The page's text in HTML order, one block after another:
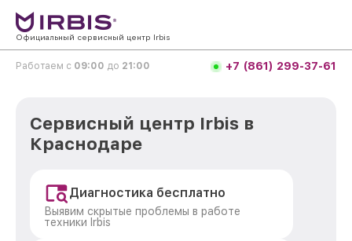
Официальный сервисный центр Irbis
Работаем с 09:00 до 21:00 +7 (861) 299-37-61
Сервисный центр Irbis в
Краснодаре
Диагностика бесплатно
Выявим скрытые проблемы в работе
техники Irbis